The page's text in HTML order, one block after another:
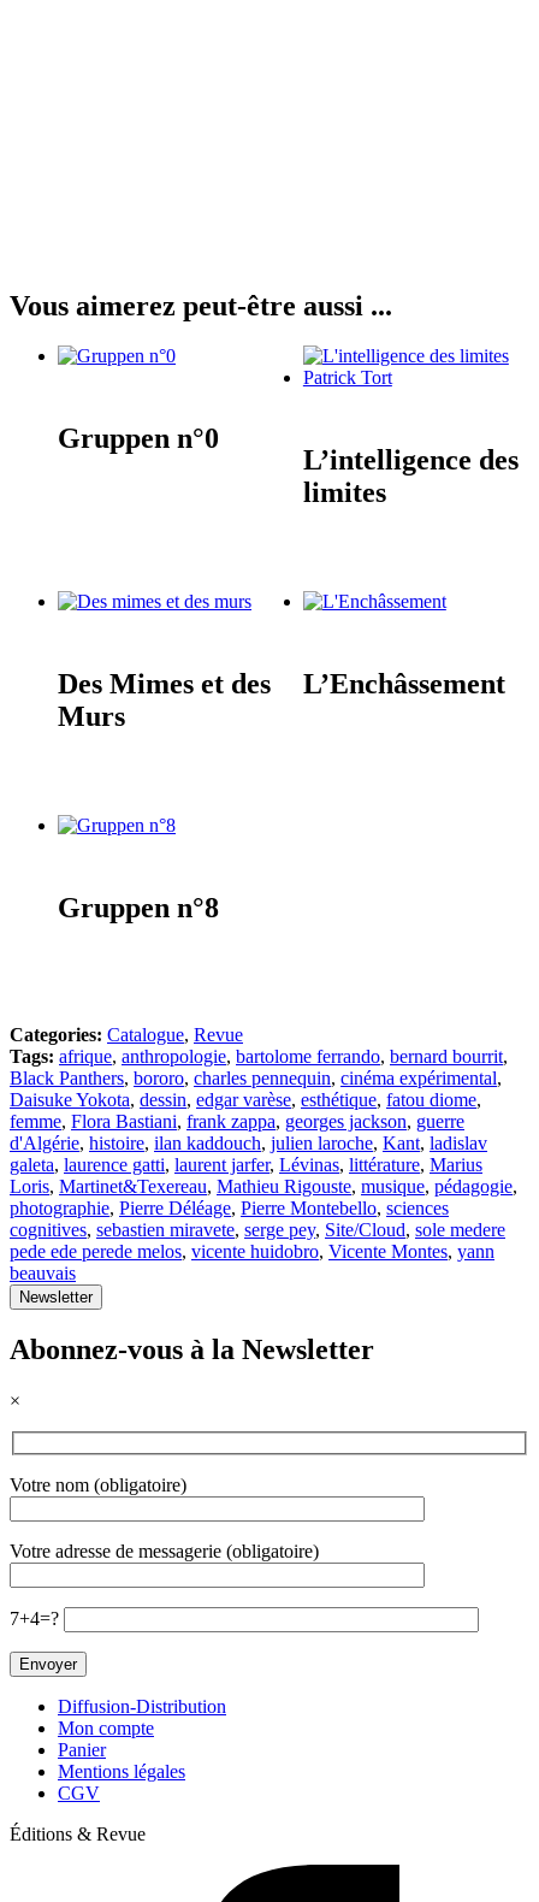
Vous aimerez peut-être aussi ...
Gruppen n°0
L’intelligence des
limites
Des Mimes et des
Murs
L’Enchâssement
Gruppen n°8
Categories: Catalogue, Revue
Tags: afrique, anthropologie, bartolome ferrando, bernard bourrit,
Black Panthers, bororo, charles pennequin, cinéma expérimental,
Daisuke Yokota, dessin, edgar varèse, esthétique, fatou diome,
femme, Flora Bastiani, frank zappa, georges jackson, guerre
d'Algérie, histoire, ilan kaddouch, julien laroche, Kant, ladislav
galeta, laurence gatti, laurent jarfer, Lévinas, littérature, Marius
Loris, Martinet&Texereau, Mathieu Rigouste, musique, pédagogie,
photographie, Pierre Déléage, Pierre Montebello, sciences
cognitives, sebastien miravete, serge pey, Site/Cloud, sole medere
pede ede perede melos, vicente huidobro, Vicente Montes, yann
beauvais
Newsletter
Abonnez-vous à la Newsletter
×
Votre nom (obligatoire)
Votre adresse de messagerie (obligatoire)
7+4=?
Diffusion-Distribution
Mon compte
Panier
Mentions légales
CGV
Éditions & Revue